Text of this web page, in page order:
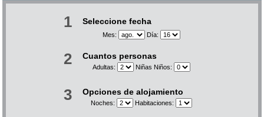
1 Seleccione fecha
Mes: Día:
2 Cuantos personas
Adultas: Niñas Niños:
3 Opciones de alojamiento
Noches: Habitaciones: